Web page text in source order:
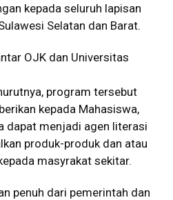
kepada seluruh lapisan
Selatan dan Barat.
OJK dan Universitas
program tersebut
kepada Mahasiswa,
dapat menjadi agen literasi
produk-produk dan atau
masyrakat sekitar.
penuh dari pemerintah dan